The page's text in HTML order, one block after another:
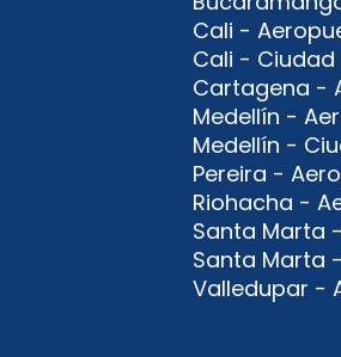
Cali -
Cali - Ciudad
Cartagena -
Medellín -
Medellín -
Pereira -
Riohacha -
Santa Marta
Santa Marta
Valledupar -